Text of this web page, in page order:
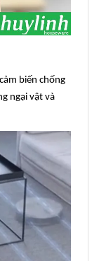
biến chống
ngại vật và